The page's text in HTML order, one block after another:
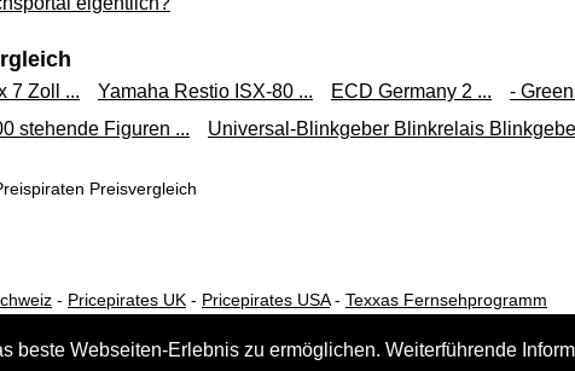
7 Zoll ... Yamaha Restio ISX-80 ... ECD Germany 2 ... -
stehende Figuren ... Universal-Blinkgeber Blinkrelais
Preisvergleich
- Pricepirates UK - Pricepirates USA- Texxas Fernsehprogramm
beste Webseiten-Erlebnis zu ermöglichen. Weiterführende